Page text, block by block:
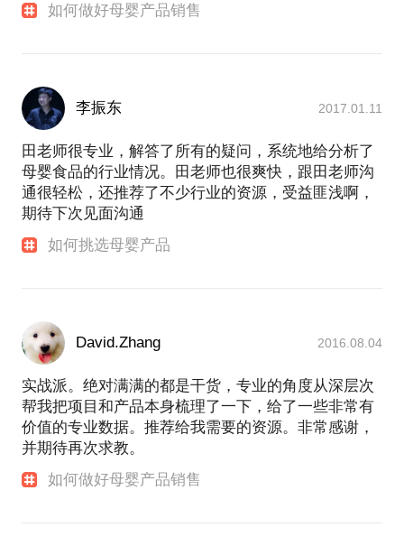
如何做好母婴产品销售
李振东 2017.01.11
田老师很专业，解答了所有的疑问，系统地给分析了
母婴食品的行业情况。田老师也很爽快，跟田老师沟
通很轻松，还推荐了不少行业的资源，受益匪浅啊，
期待下次见面沟通
如何挑选母婴产品
David.Zhang 2016.08.04
实战派。绝对满满的都是干货，专业的角度从深层次
帮我把项目和产品本身梳理了一下，给了一些非常有
价值的专业数据。推荐给我需要的资源。非常感谢，
并期待再次求教。
如何做好母婴产品销售